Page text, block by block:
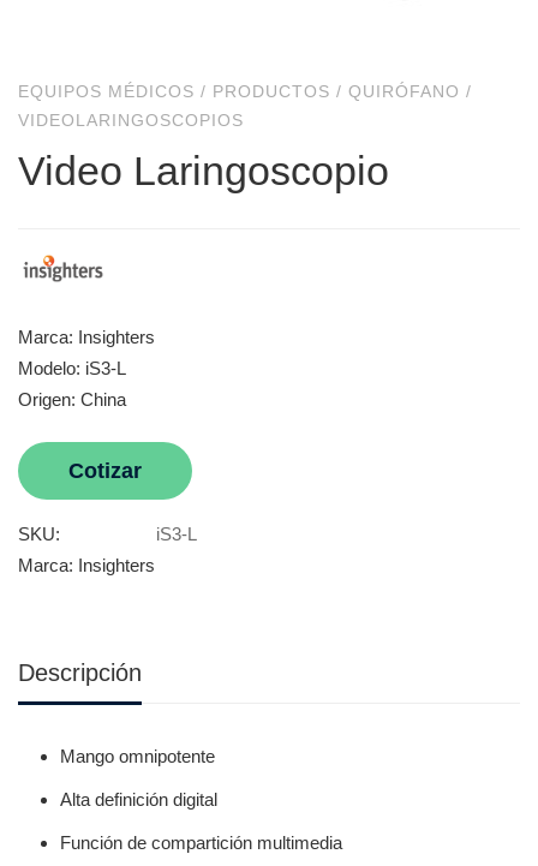
EQUIPOS MÉDICOS / PRODUCTOS / QUIRÓFANO /
VIDEOLARINGOSCOPIOS
Video Laringoscopio
Marca: Insighters
Modelo: iS3-L
Origen: China
Cotizar
SKU:
iS3-L
Marca: Insighters
Descripción
Mango omnipotente
Alta definición digital
Función de compartición multimedia